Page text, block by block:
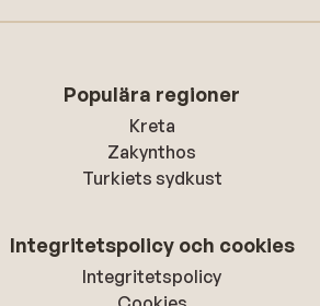
Populära regioner
Kreta
Zakynthos
Turkiets sydkust
Integritetspolicy och cookies
Integritetspolicy